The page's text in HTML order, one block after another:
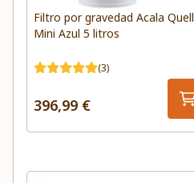
Filtro por gravedad Acala Quell
Mini Azul 5 litros
(3)
396,99 €